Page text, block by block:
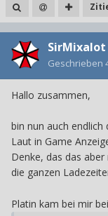
SirMixalot
Geschrieben
Hallo zusammen,
bin nun auch endlich
Laut in Game
Denke, das das
die ganzen
Platin kam bei mir